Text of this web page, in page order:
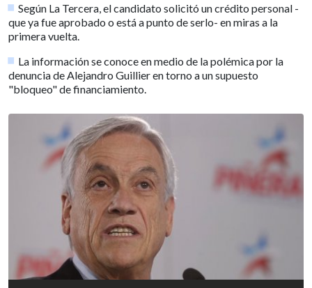
Según La Tercera, el candidato solicitó un crédito personal -
que ya fue aprobado o está a punto de serlo- en miras a la
primera vuelta.
La información se conoce en medio de la polémica por la
denuncia de Alejandro Guillier en torno a un supuesto
"bloqueo" de financiamiento.